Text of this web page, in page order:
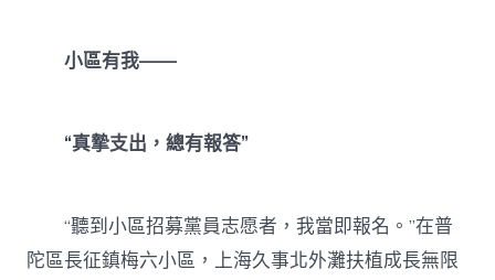
小區有我——
“真摯支出，總有報答”
“聽到小區招募黨員志愿者，我當即報名。”在普
陀區長征鎮梅六小區，上海久事北外灘扶植成長無限